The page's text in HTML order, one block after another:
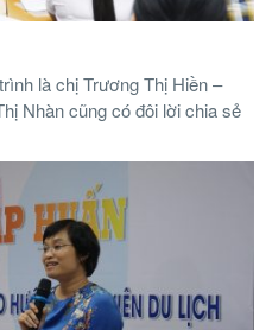
là chị Trương Thị Hiền –
Nhàn cũng có đôi lời chia sẻ